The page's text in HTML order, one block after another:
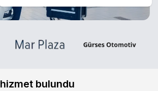
hizmet bulundu